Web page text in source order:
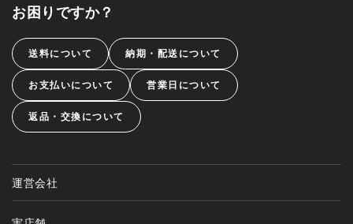
お困りですか？
送料について 納期・配送について
お支払いについて 営業日について
返品・交換について
運営会社